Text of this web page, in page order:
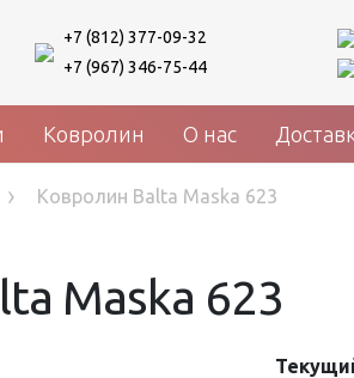
+7 (812) 377-09-32
+7 (967) 346-75-44
Ковролин О нас
› Ковролин Balta Maska 623
Maska 623